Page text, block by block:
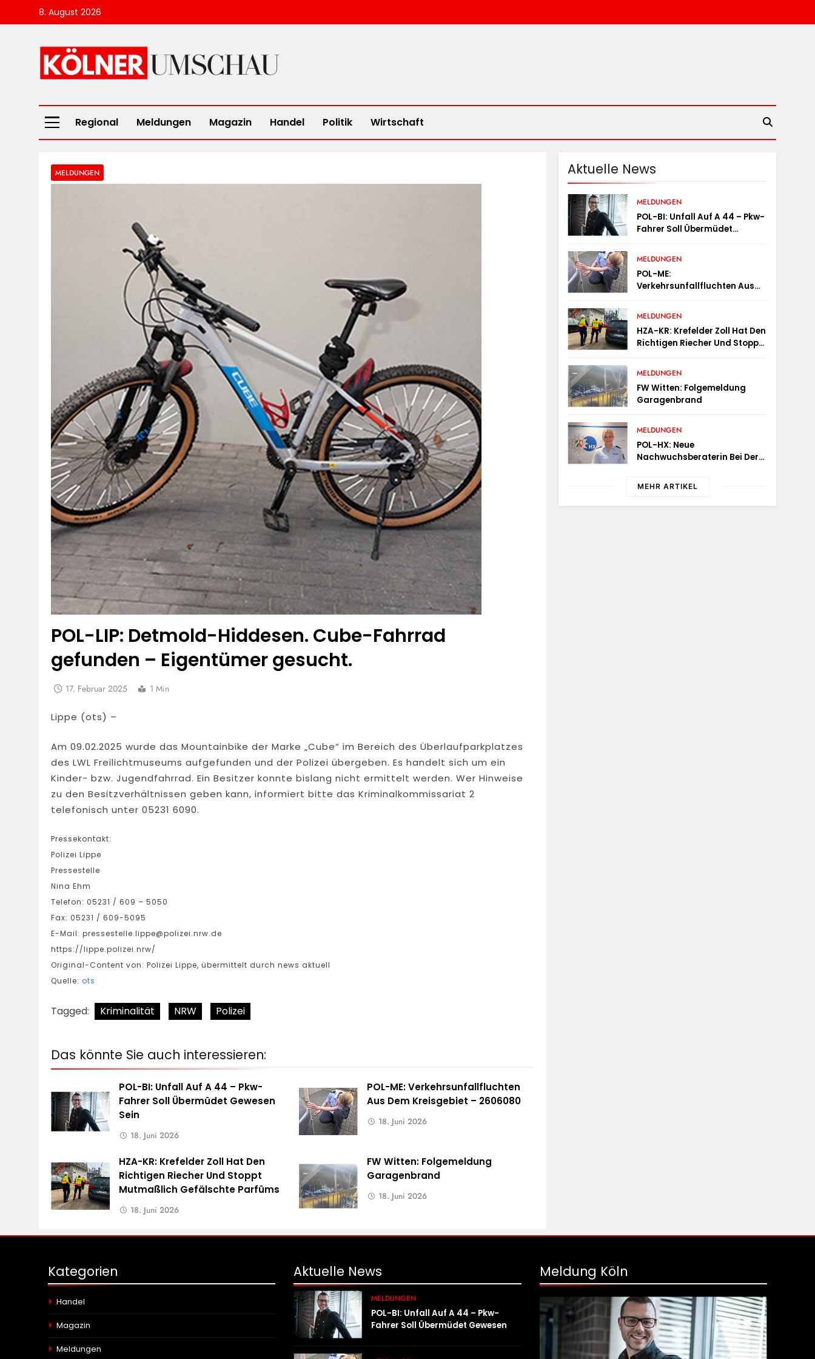
to
8. August 2026
Kölner Umschau
Regional Meldungen Magazin Handel Politik Wirtschaft
MELDUNGEN
POL-LIP: Detmold-Hiddesen. Cube-Fahrrad
gefunden – Eigentümer gesucht.
17. Februar 2025 1 Min
Lippe (ots) –
Am 09.02.2025 wurde das Mountainbike der Marke „Cube“ im Bereich des Überlaufparkplatzes
des LWL Freilichtmuseums aufgefunden und der Polizei übergeben. Es handelt sich um ein
Kinder- bzw. Jugendfahrrad. Ein Besitzer konnte bislang nicht ermittelt werden. Wer Hinweise
zu den Besitzverhältnissen geben kann, informiert bitte das Kriminalkommissariat 2
telefonisch unter 05231 6090.
Pressekontakt:
Polizei Lippe
Pressestelle
Nina Ehm
Telefon: 05231 / 609 – 5050
Fax: 05231 / 609-5095
E-Mail: pressestelle.lippe@polizei.nrw.de
https://lippe.polizei.nrw/
Original-Content von: Polizei Lippe, übermittelt durch news aktuell
Quelle: ots
Tagged: Kriminalität NRW Polizei
Das könnte Sie auch interessieren:
POL-BI: Unfall Auf A 44 – Pkw-
Fahrer Soll Übermüdet Gewesen
Sein
18. Juni 2026
POL-ME: Verkehrsunfallfluchten
Aus Dem Kreisgebiet – 2606080
18. Juni 2026
HZA-KR: Krefelder Zoll Hat Den
Richtigen Riecher Und Stoppt
Mutmaßlich Gefälschte Parfüms
18. Juni 2026
FW Witten: Folgemeldung
Garagenbrand
18. Juni 2026
Aktuelle News
MELDUNGEN
POL-BI: Unfall Auf A 44 – Pkw-
Fahrer Soll Übermüdet
MELDUNGEN
POL-ME:
Verkehrsunfallfluchten Aus
MELDUNGEN
HZA-KR: Krefelder Zoll Hat Den
Richtigen Riecher Und Stoppt
Parfüms
MELDUNGEN
FW Witten: Folgemeldung
Garagenbrand
MELDUNGEN
POL-HX: Neue
Nachwuchsberaterin Bei Der
MEHR ARTIKEL
Kategorien
Handel
Magazin
Meldungen
Aktuelle News
MELDUNGEN
POL-BI: Unfall Auf A 44 – Pkw-
Fahrer Soll Übermüdet Gewesen
Meldung Köln